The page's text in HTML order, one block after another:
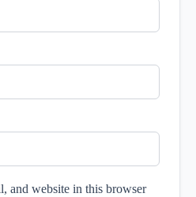
and website in this browser